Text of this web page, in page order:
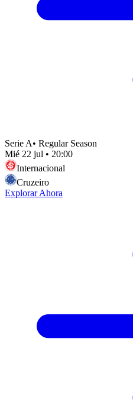
Serie A• Regular Season
Mié 22 jul • 20:00
Internacional
Cruzeiro
Explorar Ahora